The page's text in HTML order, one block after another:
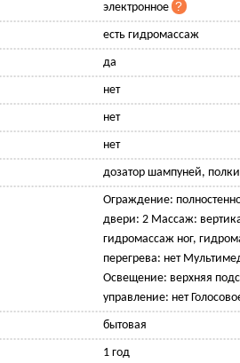
электронное
есть гидромассаж
да
нет
нет
нет
дозатор шампуней,
Ограждение:
двери: 2 Массаж:
гидромассаж ног,
перегрева: нет
Освещение: верхняя
управление: нет
бытовая
1 год